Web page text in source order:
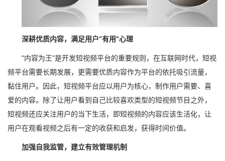
深耕优质内容，满足用户“有用”心理
“内容为王”是开发短视频平台的重要规则，在互联网时代，短视
频平台需要长期发展，更需要优质内容作为平台的依托吸引流量，
黏住用户。因此，短视频平台应以用户为核心，制作用户需要、喜
爱的内容。除了让用户看到自己比较喜欢类型的短视频节目之外，
短视频还应关注用户的当下生活，即短视频的内容应该生活化，让
用户在观看视频之后有一定的收获和启发，获得时间价值。
加强自我监管，建立有效管理机制